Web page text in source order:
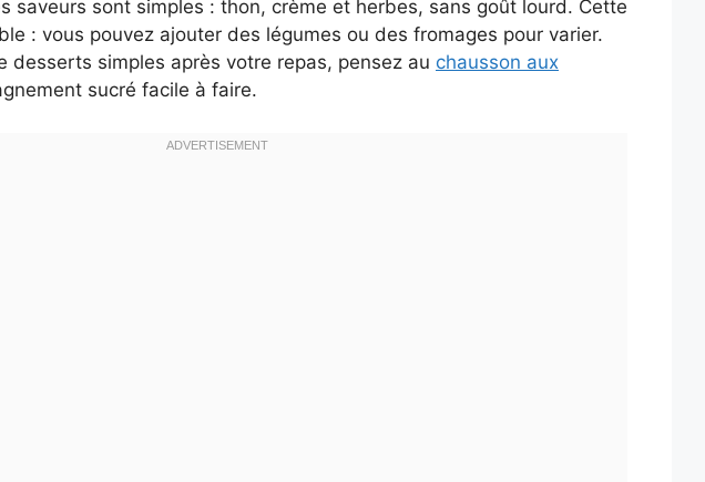
saveurs sont simples : thon, crème et herbes, sans goût lourd. Cette
: vous pouvez ajouter des légumes ou des fromages pour varier.
desserts simples après votre repas, pensez au chausson aux
sucré facile à faire.